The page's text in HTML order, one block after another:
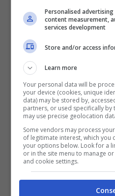
Personalised
content measurement,
services development
Store and/or access
Learn more
Your personal data will be
your device (cookies, unique
data) may be stored by,
partners, or used specifically by
may use precise geolocation
Some vendors may process
of legitimate interest, which you
your options below. Look for a
or in the site menu to manage
and cookie settings.